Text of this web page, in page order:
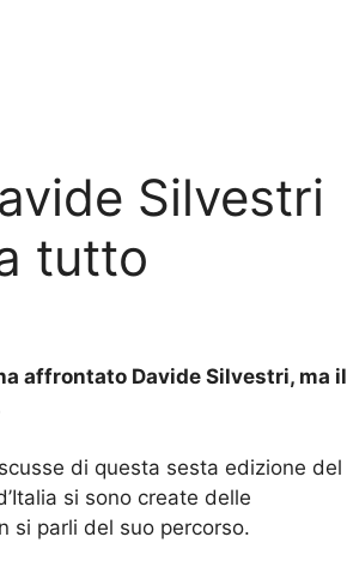
Silvestri
tutto
affrontato Davide Silvestri, ma il
di questa sesta edizione del
si sono create delle
si parli del suo percorso.